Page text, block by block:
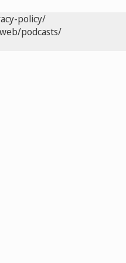
policy/
podcasts/